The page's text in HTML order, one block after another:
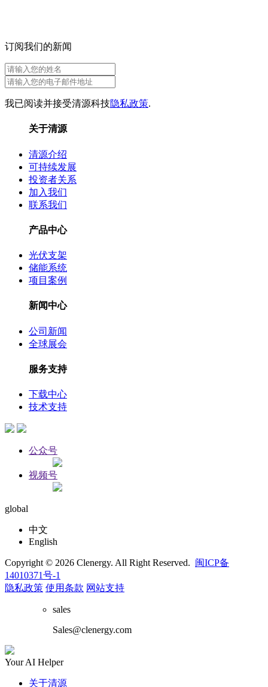
订阅我们的新闻
我已阅读并接受清源科技隐私政策.
关于清源
清源介绍
可持续发展
投资者关系
加入我们
联系我们
产品中心
光伏支架
储能系统
项目案例
新闻中心
公司新闻
全球展会
服务支持
下载中心
技术支持
公众号
视频号
global
中文
English
Copyright © 2026 Clenergy. All Right Reserved. 闽ICP备
14010371号-1
隐私政策 使用条款 网站支持
sales
Sales@clenergy.com
Your AI Helper
关于清源